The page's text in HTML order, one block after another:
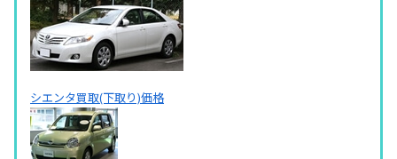
シエンタ買取(下取り)価格